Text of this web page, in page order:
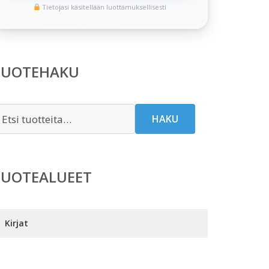
Tietojasi käsitellään luottamuksellisesti
HAKU
Kirjat